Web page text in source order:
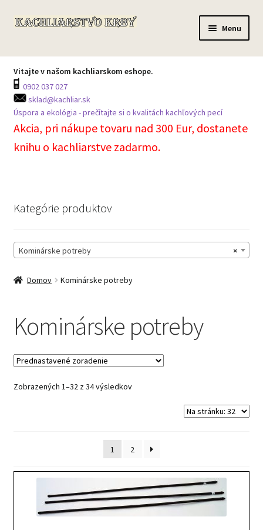
Preskočiť
Preskočiť
Menu
Domov
Všetky produkty
Môj účet
Košík
Kontakt na centrálu
Vitajte v našom kachliarskom eshope.
0902 037 027
sklad@kachliar.sk
Úspora a ekológia - prečítajte si o kvalitách kachľových pecí
Akcia, pri nákupe tovaru nad 300 Eur, dostanete
knihu o kachliarstve zadarmo.
Kategórie produktov
×
Kominárske potreby
Domov Kominárske potreby
Kominárske potreby
Zobrazených 1–32 z 34 výsledkov
1 2